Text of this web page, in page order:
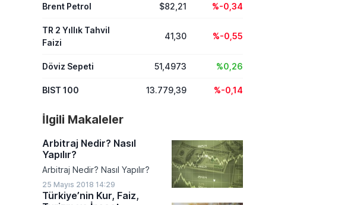
Brent Petrol $82,21 %-0,34
TR 2 Yıllık Tahvil
Faizi
41,30 %-0,55
Döviz Sepeti 51,4973 %0,26
BIST 100 13.779,39 %-0,14
İlgili Makaleler
Arbitraj Nedir? Nasıl
Yapılır?
Arbitraj Nedir? Nasıl Yapılır?
25 Mayıs 2018 14:29
Türkiye’nin Kur, Faiz,